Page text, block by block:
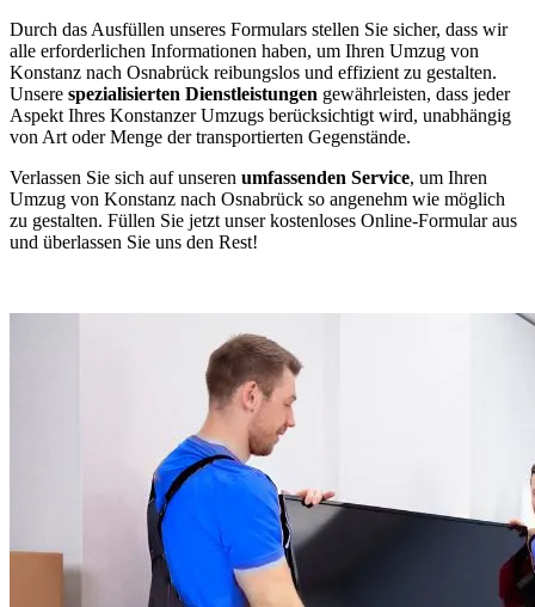
Durch das Ausfüllen unseres Formulars stellen Sie sicher, dass wir
alle erforderlichen Informationen haben, um Ihren Umzug von
Konstanz nach Osnabrück reibungslos und effizient zu gestalten.
Unsere spezialisierten Dienstleistungen gewährleisten, dass jeder
Aspekt Ihres Konstanzer Umzugs berücksichtigt wird, unabhängig
von Art oder Menge der transportierten Gegenstände.
Verlassen Sie sich auf unseren umfassenden Service, um Ihren
Umzug von Konstanz nach Osnabrück so angenehm wie möglich
zu gestalten. Füllen Sie jetzt unser kostenloses Online-Formular aus
und überlassen Sie uns den Rest!